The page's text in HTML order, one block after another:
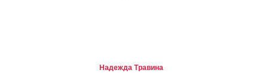
Надежда Травина